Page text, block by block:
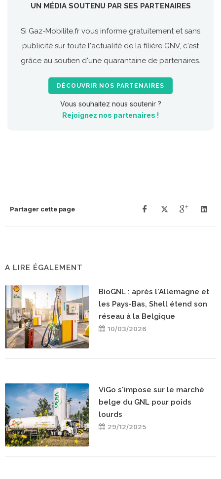
UN MÉDIA SOUTENU PAR SES PARTENAIRES
Si Gaz-Mobilite.fr vous informe gratuitement et sans
publicité sur toute l'actualité de la filière GNV, c'est
grâce au soutien d'une quarantaine de partenaires.
DÉCOUVRIR NOS PARTENAIRES
Vous souhaitez nous soutenir ?
Rejoignez nos partenaires !
Partager cette page
A LIRE ÉGALEMENT
BioGNL : après l'Allemagne et
les Pays-Bas, Shell étend son
réseau à la Belgique
10/03/2026
ViGo s'impose sur le marché
belge du GNL pour poids
lourds
29/12/2025